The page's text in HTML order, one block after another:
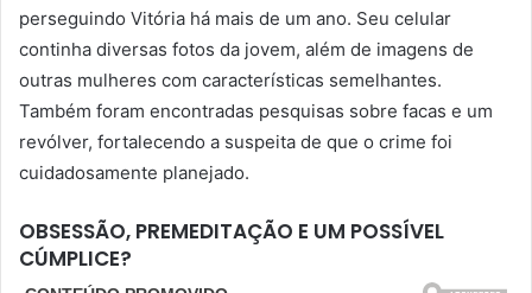
perseguindo Vitória há mais de um ano. Seu celular
continha diversas fotos da jovem, além de imagens de
outras mulheres com características semelhantes.
Também foram encontradas pesquisas sobre facas e um
revólver, fortalecendo a suspeita de que o crime foi
cuidadosamente planejado.
OBSESSÃO, PREMEDITAÇÃO E UM POSSÍVEL
CÚMPLICE?